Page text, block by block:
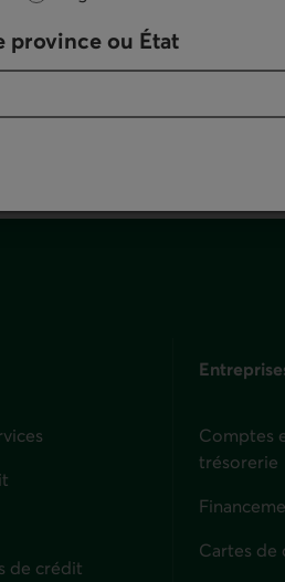
province ou État
de téléphonie par
lancera votre logiciel de
de crédit
Comptes
trésorerie
Cartes de